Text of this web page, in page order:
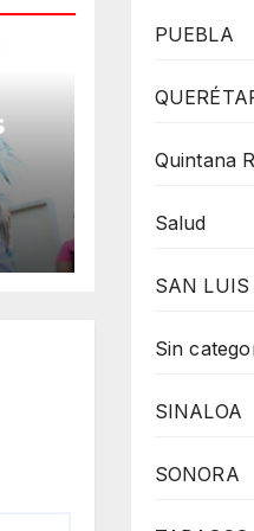
PUEBLA
Quintana
Salud
SAN LUIS
Sin
SINALOA
SONORA